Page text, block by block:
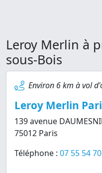
Leroy Merlin à
sous-Bois
Environ 6 km à vol
Leroy Merlin
139 avenue
75012 Paris
Téléphone : 07 55 54